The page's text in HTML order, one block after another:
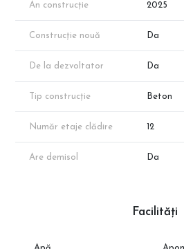
An construcție 2025
Construcție nouă Da
De la dezvoltator Da
Tip construcție Beton
Număr etaje clădire 12
Are demisol Da
Facilități